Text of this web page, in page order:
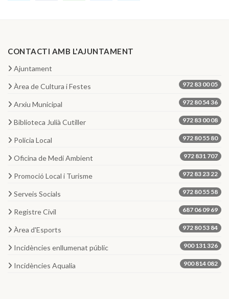
CONTACTI AMB L'AJUNTAMENT
Ajuntament
Àrea de Cultura i Festes 972 83 00 05
Arxiu Municipal 972 80 54 36
Biblioteca Julià Cutiller 972 83 00 08
Policia Local 972 80 55 80
Oficina de Medi Ambient 972 831 707
Promoció Local i Turisme 972 83 23 22
Serveis Socials 972 80 55 58
Registre Civil 687 06 09 69
Àrea d'Esports 972 80 53 84
Incidències enllumenat públic 900 131 326
Incidències Aqualia 900 814 082